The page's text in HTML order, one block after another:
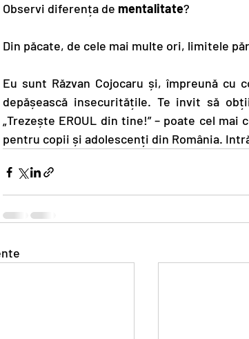
Observi diferența de mentalitate?
Din păcate, de cele mai multe ori, limitele
Eu sunt Răzvan Cojocaru și, împreună
depășească insecuritățile. Te invit să
„Trezește EROUL din tine!” – poate cel
pentru copii și adolescenți din România.